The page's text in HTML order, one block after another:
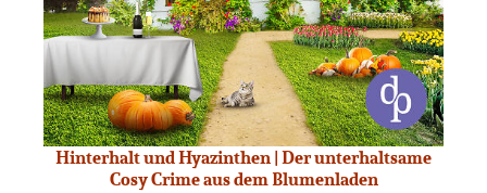
Hinterhalt und Hyazinthen | Der unterhaltsame
Cosy Crime aus dem Blumenladen